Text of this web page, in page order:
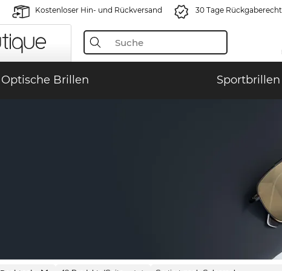
Kostenloser Hin- und Rückversand 30 Tage Rückgaberecht
Optische Brillen Sportbrillen